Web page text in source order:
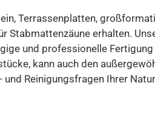
Terrassenplatten,
Stabmattenzäune erhalten.
und professionelle
kann auch den
und Reinigungsfragen Ihrer